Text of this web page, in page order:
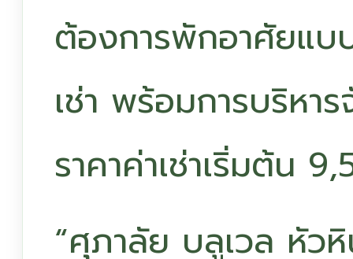
ต้องการพักอาศัยแบ
เช่า พร้อมการบริหา
ราคาค่าเช่าเริ่มต้น
“ศุภาลัย บลูเวล หัว